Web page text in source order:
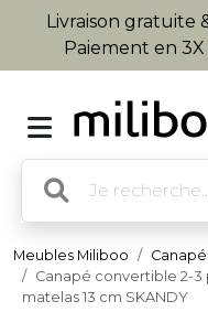
Livraison gratuite
Paiement en 3X
Meubles Miliboo Canapé
Canapé convertible 2-3
matelas 13 cm SKANDY